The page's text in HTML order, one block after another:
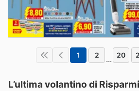
1 2 ... 20
L’ultima volantino di